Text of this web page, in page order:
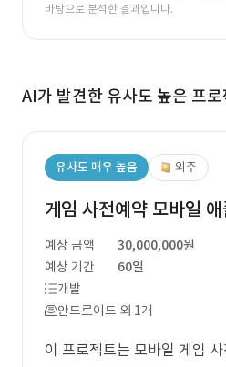
바탕으로 분석한 결과입니다.
AI가 발견한 유사도 높은 프
유사도 매우 높음 외주
게임 사전예약 모바일
예상 금액
30,000,000원
예상 기간
60일
개발
안드로이드 외 1개
이 프로젝트는 모바일 게임